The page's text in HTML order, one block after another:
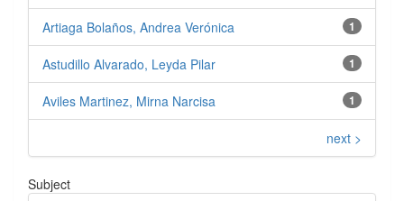
1
Artiaga Bolaños, Andrea Verónica
1
Astudillo Alvarado, Leyda Pilar
1
Aviles Martinez, Mirna Narcisa
next >
Subject